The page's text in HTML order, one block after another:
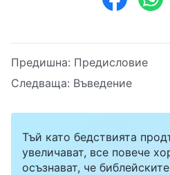
Предишна: Предисловие
Следваща: Въведение
Тъй като бедствията
увеличават, все повече
осъзнават, че